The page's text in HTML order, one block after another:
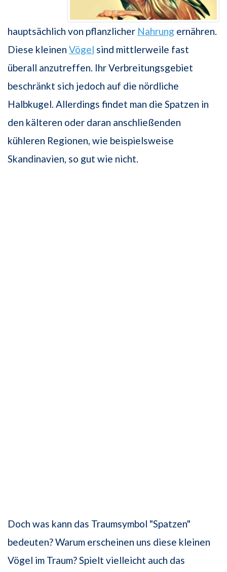
hauptsächlich von pflanzlicher Nahrung ernähren.
Diese kleinen Vögel sind mittlerweile fast
überall anzutreffen. Ihr Verbreitungsgebiet
beschränkt sich jedoch auf die nördliche
Halbkugel. Allerdings findet man die Spatzen in
den kälteren oder daran anschließenden
kühleren Regionen, wie beispielsweise
Skandinavien, so gut wie nicht.
Doch was kann das Traumsymbol "Spatzen"
bedeuten? Warum erscheinen uns diese kleinen
Vögel im Traum? Spielt vielleicht auch das